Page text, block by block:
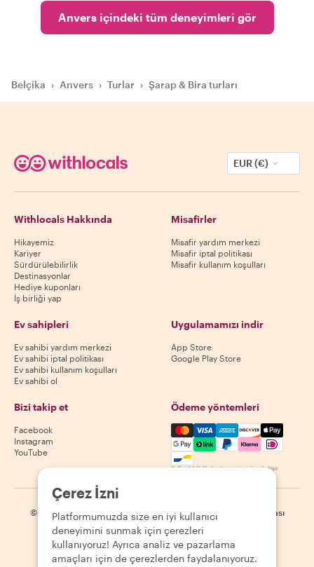
Anvers içindeki tüm deneyimleri gör
Belçika › Anvers › Turlar › Şarap & Bira turları
EUR (€)
Withlocals Hakkında
Hikayemiz
Kariyer
Sürdürülebilirlik
Destinasyonlar
Hediye kuponları
İş birliği yap
Misafirler
Misafir yardım merkezi
Misafir iptal politikası
Misafir kullanım koşulları
Ev sahipleri
Ev sahibi yardım merkezi
Ev sahibi iptal politikası
Ev sahibi kullanım koşulları
Ev sahibi ol
Uygulamamızı indir
App Store
Google Play Store
Bizi takip et
Facebook
Instagram
YouTube
Ödeme yöntemleri
Mastercard, Visa, Amex,
Kullanılabilirlik destinasyona göre değişir
© 2026 Withlocals.com Gizlilik Politikası | Site haritası
Çerez İzni
Platformumuzda size en iyi kullanıcı
deneyimini sunmak için çerezleri
kullanıyoruz! Ayrıca analiz ve pazarlama
amaçları için de çerezlerden faydalanıyoruz.